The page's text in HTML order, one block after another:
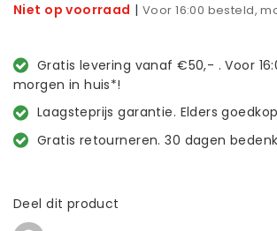
Niet op voorraad | Voor 16:00 besteld,
Gratis levering vanaf €50,- . Voor
morgen in huis*!
Laagsteprijs garantie. Elders
Gratis retourneren. 30 dagen
Deel dit product